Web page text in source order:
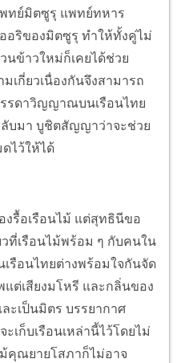
ทย์มิตซูรุ แพทย์ทหาร
อริของมิตซูรุ ทำให้ทั้งคู่ไม่
ข้าวใหม่ก็เคยได้ช่วย
เกี่ยวเนื่องกันจึงสามารถ
รดาวิญญาณบนเรือนไทย
บมา บูชิตสัญญาว่าจะช่วย
ไว้ให้ได้
รื้อเรือนไม้ แต่สุทธินีขอ
ที่เรือนไม้พร้อม ๆ กับคนใน
อนไทยต่างพร้อมใจกันจัด
ต่เสียงมโหรี และกลิ่นของ
ะเป็นมิตร บรรยากาศ
เก็บเรือนเหล่านี้ไว้โดยไม่
คุณยายโสภาก็ไม่อาจ